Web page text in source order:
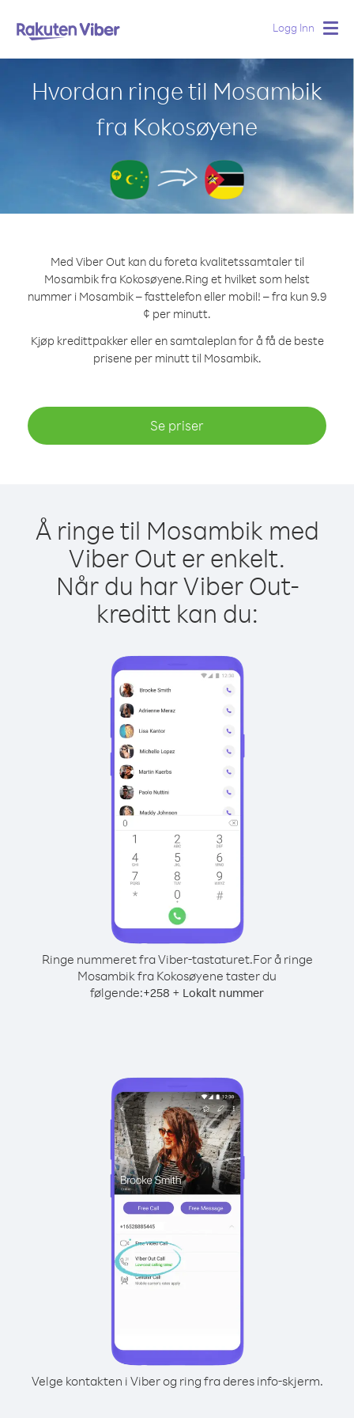
Logg Inn
Hvordan ringe til Mosambik
fra Kokosøyene
Med Viber Out kan du foreta kvalitetssamtaler til
Mosambik fra Kokosøyene.Ring et hvilket som helst
nummer i Mosambik – fasttelefon eller mobil! – fra kun 9.9
¢ per minutt.
Kjøp kredittpakker eller en samtaleplan for å få de beste
prisene per minutt til Mosambik.
Se priser
Å ringe til Mosambik med
Viber Out er enkelt.
Når du har Viber Out-
kreditt kan du:
Ringe nummeret fra Viber-tastaturet.For å ringe
Mosambik fra Kokosøyene taster du
følgende:+258 + Lokalt nummer
Velge kontakten i Viber og ring fra deres info-skjerm.